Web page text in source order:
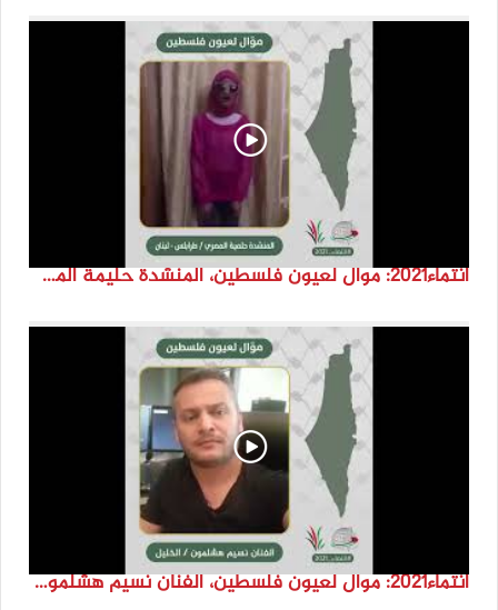
انتماء2021: موال لعيون فلسطين، المنشدة حليمة المصري، لبنان
انتماء2021: موال لعيون فلسطين، الفنان نسيم هشلمون، فلسطين